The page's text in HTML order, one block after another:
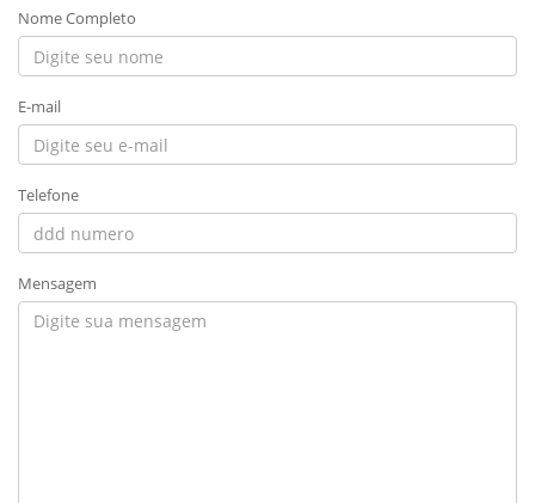
Nome Completo
E-mail
Telefone
Mensagem